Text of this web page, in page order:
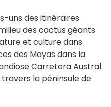
uns des itinéraires
des cactus géants
et culture dans
des Mayas dans la
Carretera Austral
travers la péninsule de